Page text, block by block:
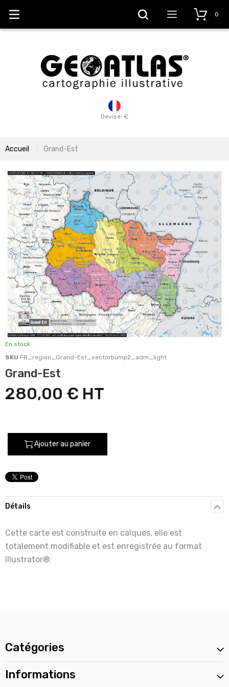
Devise: €
0
Accueil Grand-Est
En stock
SKU FR_region_Grand-Est_vectorbump2_adm_light
Grand-Est
280,00 €
Ajouter au panier
Détails
Cette carte est construite en calques, elle est
totalement modifiable et est enregistrée au format
Illustrator®.
Catégories
Informations